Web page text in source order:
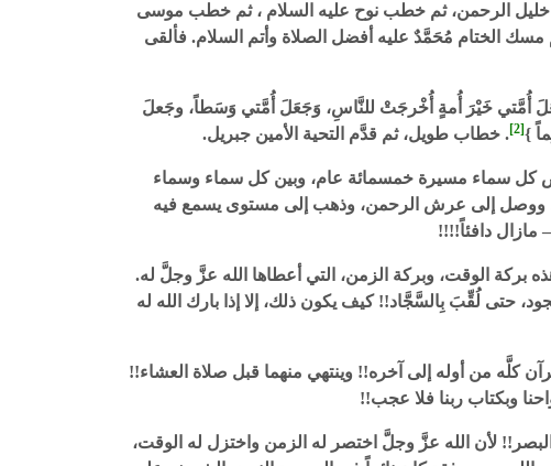
خليل الرحمن، ثم خطب نوح عليه السلام ، ثم خطب موسى
الختام مُحَمَّدٌ عليه أفضل الصلاة وأتم السلام. فألقى
أُمَّتي خَيْرَ أُمةٍ أُخْرجَتْ للنَّاسِ، وَجَعَلَ أُمَّتي وَسَطاً، وجَعلَ
}
[2] . خطاب طويل، ثم قدَّم التحية الأمين جبريل.
كل سماء مسيرة خمسمائة عام، وبين كل سماء وسماء
ووصل إلى عرش الرحمن، وذهب إلى مستوى يسمع فيه
مازال دافئاً!!!!
الوقت، وبركة الزمن، التي أعطاها الله عزَّ وجلَّ له.
حتى لُقِّبَ بِالسَّجَّاد!! كيف يكون ذلك، إلا إذا بارك الله له
كلَّه من أوله إلى آخره!! وينتهي منهما قبل صلاة العشاء!!
وبكتاب ربنا فلا عجب!!
لأن الله عزَّ وجلَّ اختصر له الزمن واختزل له الوقت،